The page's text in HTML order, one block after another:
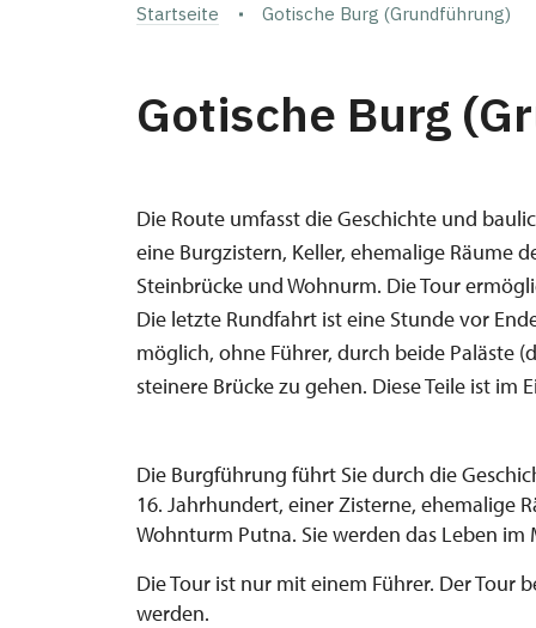
Startseite Gotische Burg (Grundführung)
Gotische Burg
Die Route umfasst die Geschichte und
eine Burgzistern, Keller, ehemalige Räume
Steinbrücke und Wohnurm. Die Tour
Die letzte Rundfahrt ist eine Stunde vor
möglich, ohne Führer, durch beide Paläste
steinere Brücke zu gehen. Diese Teile ist im
Die Burgführung führt Sie durch die
16. Jahrhundert, einer Zisterne, ehemalige
Wohnturm Putna. Sie werden das Leben
Die Tour ist nur mit einem Führer. Der
werden.